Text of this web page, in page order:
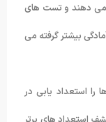
می دهند و تست های
بیشتر گرفته می
را استعداد یابی در